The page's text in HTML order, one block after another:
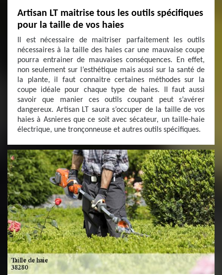
Artisan LT maitrise tous les outils spécifiques
pour la taille de vos haies
Il est nécessaire de maitriser parfaitement les outils
nécessaires à la taille des haies car une mauvaise coupe
pourra entrainer de mauvaises conséquences. En effet,
non seulement sur l’esthétique mais aussi sur la santé de
la plante, il faut connaitre certaines méthodes sur la
coupe idéale pour chaque type de haies. Il faut aussi
savoir que manier ces outils coupant peut s’avérer
dangereux. Artisan LT saura s’occuper de la taille de vos
haies à Asnieres que ce soit avec sécateur, un taille-haie
électrique, une tronçonneuse et autres outils spécifiques.